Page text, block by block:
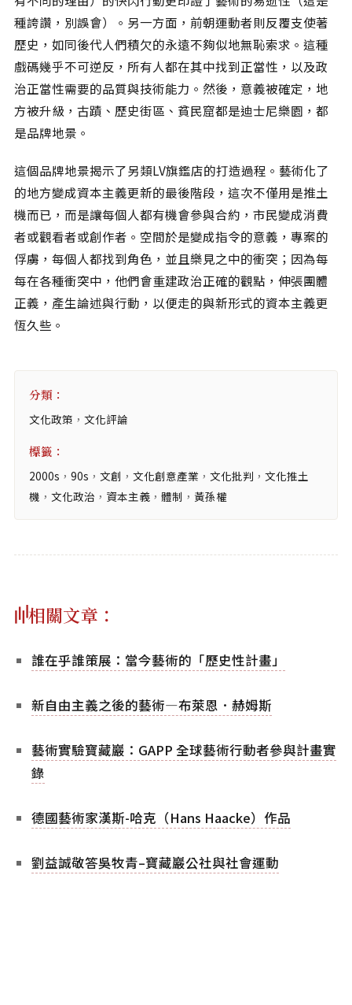
種誇讚，別誤會）。另一方面，前朝運動者則反覆支使著
歷史，如同後代人們積欠的永遠不夠似地無恥索求。這種
戲碼幾乎不可逆反，所有人都在其中找到正當性，以及政
治正當性需要的品質與技術能力。然後，意義被確定，地
方被升級，古蹟、歷史街區、貧民窟都是迪士尼樂園，都
是品牌地景。
這個品牌地景揭示了另類LV旗鑑店的打造過程。藝術化了
的地方變成資本主義更新的最後階段，這次不僅用是推土
機而已，而是讓每個人都有機會參與合約，市民變成消費
者或觀看者或創作者。空間於是變成指令的意義，專案的
俘虜，每個人都找到角色，並且樂見之中的衝突；因為每
每在各種衝突中，他們會重建政治正確的觀點，伸張團體
正義，產生論述與行動，以便走的與新形式的資本主義更
恆久些。
分類：
文化政策 ， 文化評論
標籤：
2000s ， 90s ， 文創 ， 文化創意產業 ， 文化批判 ， 文化推土
機 ， 文化政治 ， 資本主義 ， 體制 ， 黃孫權
相關文章：
誰在乎誰策展：當今藝術的「歷史性計畫」
新自由主義之後的藝術—布萊恩．赫姆斯
藝術實驗寶藏巖：GAPP 全球藝術行動者參與計畫實
錄
德國藝術家漢斯-哈克（Hans Haacke）作品
劉益誠敬答吳牧青–寶藏巖公社與社會運動